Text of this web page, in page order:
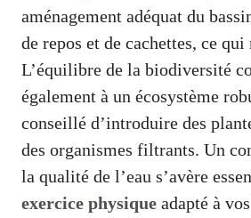
aménagement adéquat du
de repos et de cachettes, ce
L’équilibre de la biodiversité
également à un écosystème
conseillé d’introduire des
des organismes filtrants. Un
la qualité de l’eau s’avère
exercice physique adapté à